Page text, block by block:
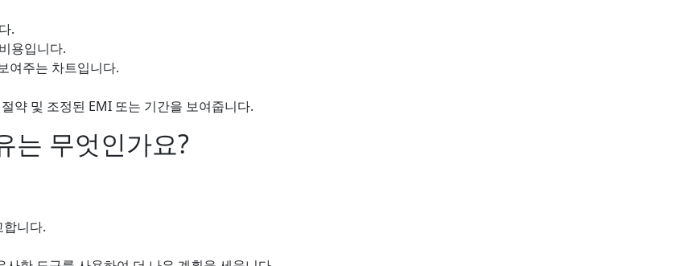
.
용입니다.
여주는 차트입니다.
약 및 조정된 EMI 또는 기간을 보여줍니다.
는 무엇인가요?
니다.